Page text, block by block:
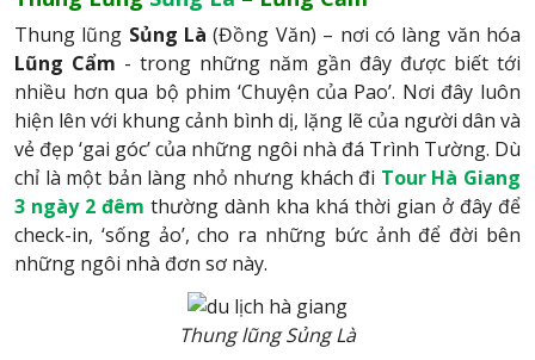
Thung lũng Sủng Là (Đồng Văn) – nơi có làng văn hóa
Lũng Cẩm - trong những năm gần đây được biết tới
nhiều hơn qua bộ phim ‘Chuyện của Pao’. Nơi đây luôn
hiện lên với khung cảnh bình dị, lặng lẽ của người dân và
vẻ đẹp ‘gai góc’ của những ngôi nhà đá Trình Tường. Dù
chỉ là một bản làng nhỏ nhưng khách đi Tour Hà Giang
3 ngày 2 đêm thường dành kha khá thời gian ở đây để
check-in, ‘sống ảo’, cho ra những bức ảnh để đời bên
những ngôi nhà đơn sơ này.
Thung lũng Sủng Là